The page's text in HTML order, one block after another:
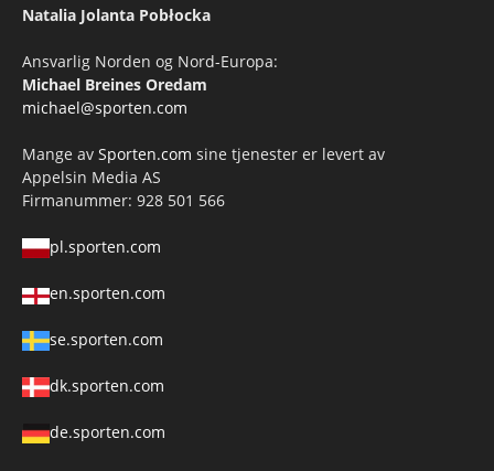
Natalia Jolanta Pobłocka
Ansvarlig Norden og Nord-Europa:
Michael Breines Oredam
michael@sporten.com
Mange av Sporten.com sine tjenester er levert av
Appelsin Media AS
Firmanummer: 928 501 566
pl.sporten.com
en.sporten.com
se.sporten.com
dk.sporten.com
de.sporten.com